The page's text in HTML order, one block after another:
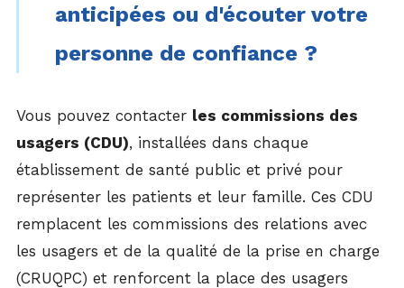
anticipées ou d'écouter votre
personne de confiance ?
Vous pouvez contacter les commissions des
usagers (CDU), installées dans chaque
établissement de santé public et privé pour
représenter les patients et leur famille. Ces CDU
remplacent les commissions des relations avec
les usagers et de la qualité de la prise en charge
(CRUQPC) et renforcent la place des usagers